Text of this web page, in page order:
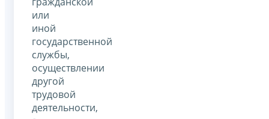
или
иной
государственной
службы,
осуществлении
другой
трудовой
деятельности,